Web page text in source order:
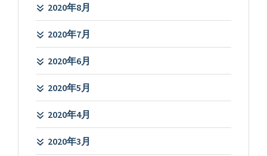
2020年8月
2020年7月
2020年6月
2020年5月
2020年4月
2020年3月